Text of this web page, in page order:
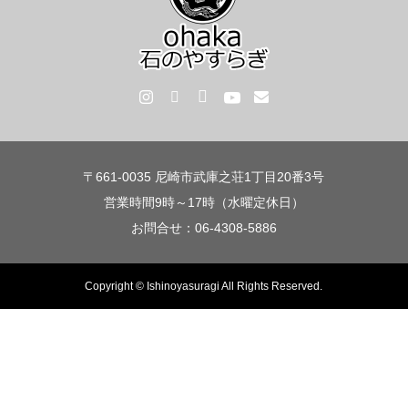
〒661-0035 尼崎市武庫之荘1丁目20番3号
営業時間9時～17時（水曜定休日）
お問合せ：06-4308-5886
Copyright © Ishinoyasuragi All Rights Reserved.